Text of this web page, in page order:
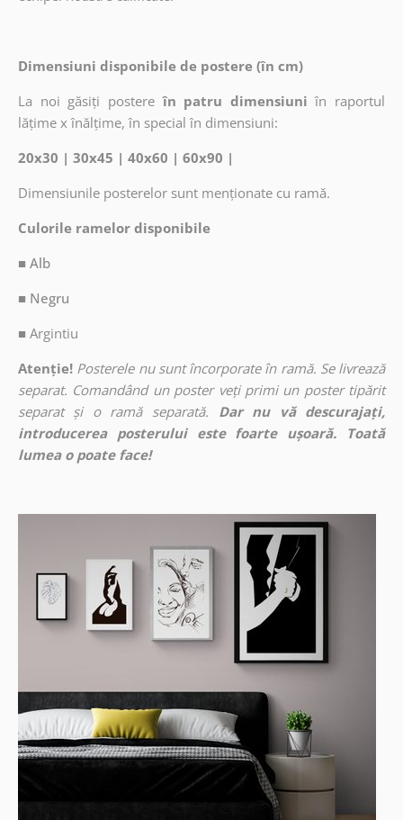
Dimensiuni disponibile de postere (în cm)
La noi găsiți postere în patru dimensiuni în raportul
lățime x înălțime, în special în dimensiuni:
20x30 | 30x45 | 40x60 | 60x90 |
Dimensiunile posterelor sunt menționate cu ramă.
Culorile ramelor disponibile
■ Alb
■ Negru
■ Argintiu
Atenție! Posterele nu sunt încorporate în ramă. Se livrează
separat. Comandând un poster veți primi un poster tipărit
separat și o ramă separată.
Dar nu vă descurajați,
introducerea posterului este foarte ușoară. Toată
lumea o poate face!